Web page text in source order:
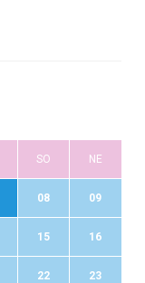
SO NE
08 09
15 16
22 23